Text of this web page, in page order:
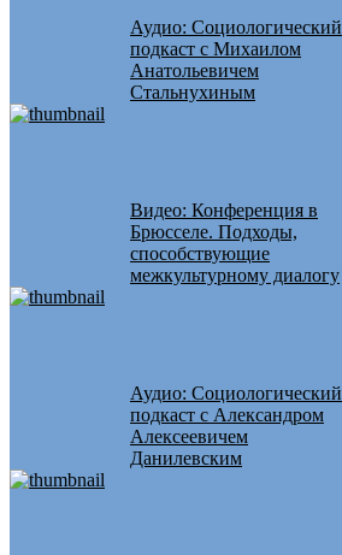
Аудио: Социологический
подкаст с Михаилом
Анатольевичем
Стальнухиным
Видео: Конференция в
Брюсселе. Подходы,
способствующие
межкультурному диалогу
Аудио: Социологический
подкаст с Александром
Алексеевичем
Данилевским